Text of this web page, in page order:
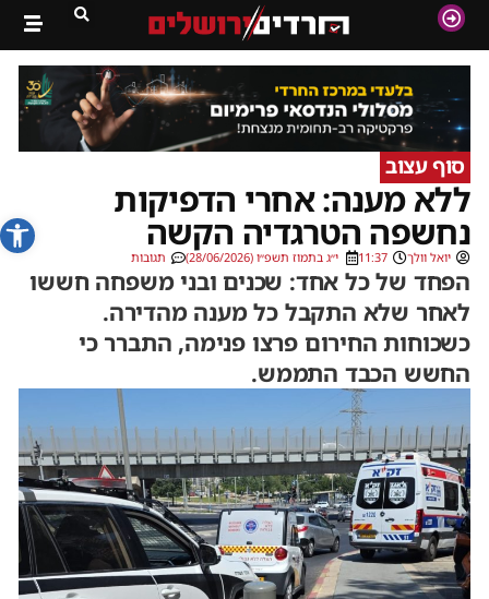
פתח
סוף עצוב
ללא מענה: אחרי הדפיקות
נחשפה הטרגדיה הקשה
יואל וולך 11:37 י״ג בתמוז תשפ״ו (28/06/2026) תגובות
הפחד של כל אחד: שכנים ובני משפחה חששו
לאחר שלא התקבל כל מענה מהדירה.
כשכוחות החירום פרצו פנימה, התברר כי
החשש הכבד התממש.